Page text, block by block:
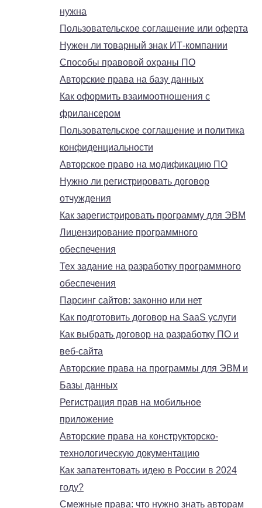
нужна
Пользовательское соглашение или оферта
Нужен ли товарный знак ИТ-компании
Способы правовой охраны ПО
Авторские права на базу данных
Как оформить взаимоотношения с
фрилансером
Пользовательское соглашение и политика
конфиденциальности
Авторское право на модификацию ПО
Нужно ли регистрировать договор
отчуждения
Как зарегистрировать программу для ЭВМ
Лицензирование программного
обеспечения
Тех задание на разработку программного
обеспечения
Парсинг сайтов: законно или нет
Как подготовить договор на SaaS услуги
Как выбрать договор на разработку ПО и
веб-сайта
Авторские права на программы для ЭВМ и
Базы данных
Регистрация прав на мобильное
приложение
Авторские права на конструкторско-
технологическую документацию
Как запатентовать идею в России в 2024
году?
Смежные права: что нужно знать авторам